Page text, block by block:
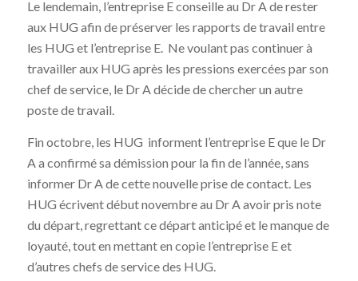
Le lendemain, l’entreprise E conseille au Dr A de rester
aux HUG afin de préserver les rapports de travail entre
les HUG et l’entreprise E. Ne voulant pas continuer à
travailler aux HUG après les pressions exercées par son
chef de service, le Dr A décide de chercher un autre
poste de travail.
Fin octobre, les HUG informent l’entreprise E que le Dr
A a confirmé sa démission pour la fin de l’année, sans
informer Dr A de cette nouvelle prise de contact. Les
HUG écrivent début novembre au Dr A avoir pris note
du départ, regrettant ce départ anticipé et le manque de
loyauté, tout en mettant en copie l’entreprise E et
d’autres chefs de service des HUG.